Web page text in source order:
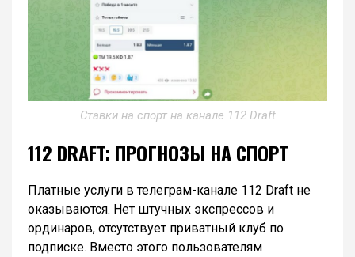
Ставки на спорт на канале 112 Draft
112 DRAFT: ПРОГНОЗЫ НА СПОРТ
Платные услуги в телеграм-канале 112 Draft не
оказываются. Нет штучных экспрессов и
ординаров, отсутствует приватный клуб по
подписке. Вместо этого пользователям